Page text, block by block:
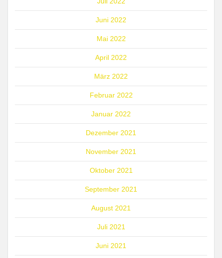
Juni 2022
Mai 2022
April 2022
März 2022
Februar 2022
Januar 2022
Dezember 2021
November 2021
Oktober 2021
September 2021
August 2021
Juli 2021
Juni 2021